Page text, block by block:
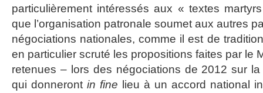
particulièrement intéressés aux « textes
que l’organisation patronale soumet aux autres
négociations nationales, comme il est de
en particulier scruté les propositions faites par le
retenues – lors des négociations de 2012 sur la
qui donneront in fine lieu à un accord national